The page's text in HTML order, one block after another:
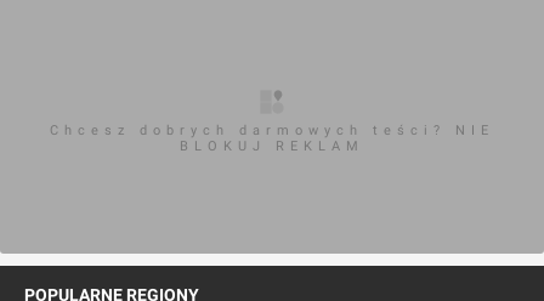
Chcesz dobrych darmowych teści? NIE
BLOKUJ REKLAM
POPULARNE REGIONY